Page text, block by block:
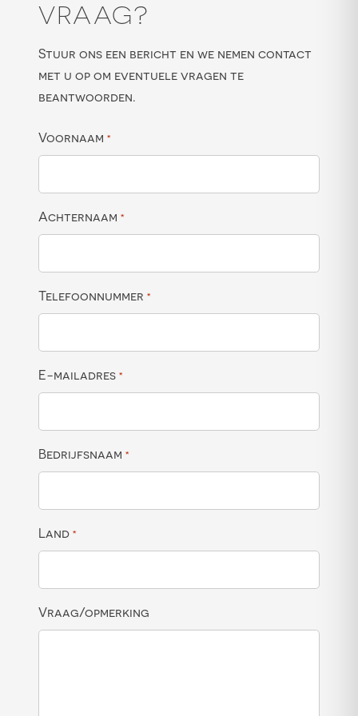
VRAAG?
Stuur ons een bericht en we nemen contact
met u op om eventuele vragen te
beantwoorden.
Voornaam *
Achternaam *
Telefoonnummer *
E-mailadres *
Bedrijfsnaam *
Land *
Vraag/opmerking